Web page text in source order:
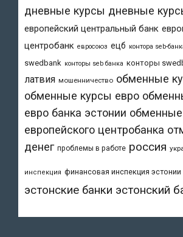
дневные курсы дневные
европейский центральный банк
центробанк евросоюз ецб контора seb-
swedbank конторы seb банка конторы
латвия мошенничество обменные
обменные курсы евро
евро банка эстонии
европейского центробанка
денег проблемы в работе россия
инспекция финансовая инспекция эстонии
эстонские банки эстонский